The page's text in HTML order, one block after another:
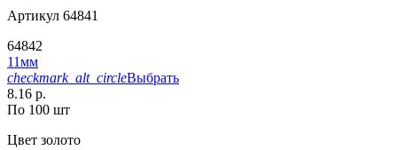
Артикул 64841
64842
11мм
checkmark_alt_circleВыбрать
8.16 р.
По 100 шт
Цвет золото